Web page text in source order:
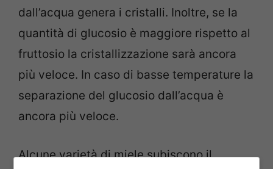
dall’acqua genera i cristalli. Inoltre, se la
quantità di glucosio è maggiore rispetto al
fruttosio la cristallizzazione sarà ancora
più veloce. In caso di basse temperature la
separazione del glucosio dall’acqua è
ancora più veloce.
Alcune varietà di miele subiscono il